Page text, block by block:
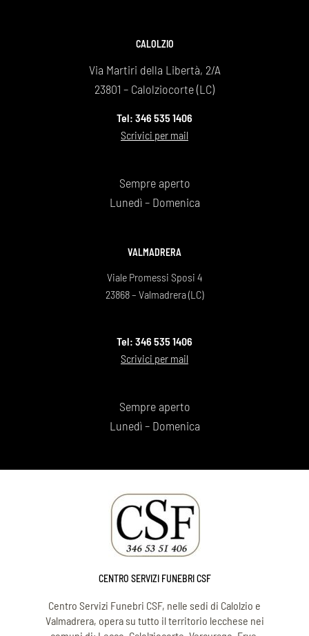
CALOLZIO
Via Martiri della Libertà, 2/A
23801 – Calolziocorte (LC)
Tel: 346 535 1406
Scrivici per mail
Sempre aperto
Lunedì – Domenica
VALMADRERA
Viale Promessi Sposi 4
23868 – Valmadrera (LC)
Tel: 346 535 1406
Scrivici per mail
Sempre aperto
Lunedì – Domenica
CENTRO SERVIZI FUNEBRI CSF
Centro Servizi Funebri CSF, nelle sedi di Calolzio e
Valmadrera, opera su tutto il territorio lecchese nei